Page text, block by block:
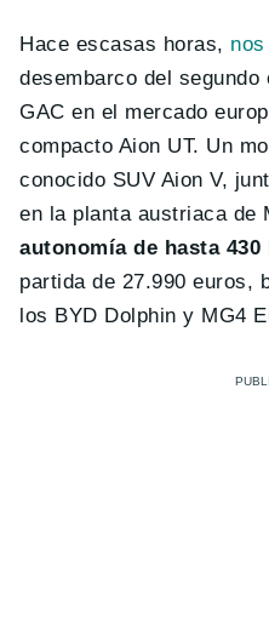
Hace escasas horas,
desembarco del
GAC en el mercado
compacto Aion UT. Un
conocido SUV Aion V,
en la planta austriaca de
autonomía de hasta 430
partida de 27.990 euros,
los BYD Dolphin y MG4